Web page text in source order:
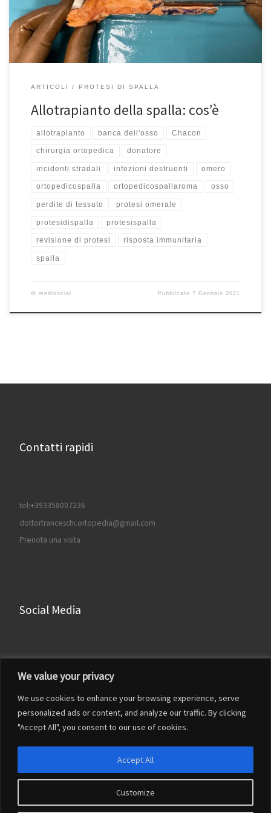
We value your privacy
We use cookies to enhance your browsing experience, serve
personalized ads or content, and analyze our traffic. By clicking
"Accept All", you consent to our use of cookies.
Customize
Accept All
letteralmente mangiato l’osso del paziente. Specialmente nella
spalla e nel ginocchio abbiamo […]
ARTICOLI PROTESI DI SPALLA
Allotrapianto della spalla: cos’è
allotrapianto banca dell'osso Chacon
chirurgia ortopedica donatore
incidenti stradali infezioni destruenti omero
ortopedicospalla ortopedicospallaroma osso
perdite di tessuto protesi omerale
protesidispalla protesispalla
revisione di protesi risposta immunitaria
spalla
di medisocial Pubblicato7 Gennaio 2021
Contatti rapidi
tel:+393358007236
dottorfranceschi.ortopedia@gmail.com
Prenota una visita
Social Media
Facebook
LinkedIn
Francesco Franceschi– Tutti i diritti riservati